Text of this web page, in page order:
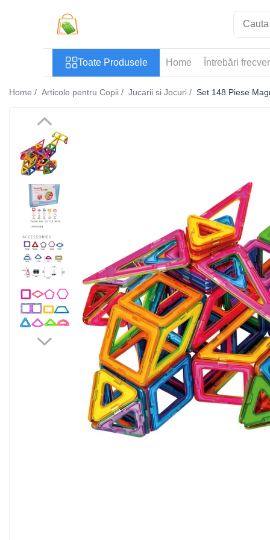
Casa si Bricolaj
Articole pentru Animale
Articole pentru baie
Articole pentru Bucatarie
Accesorii Bucătărie
Dozatoare Condimente
Forme cuburi de gheata
Genti Termoizolante Mancare
Organizatoare si Depozitare
Bucatarie
Organizatoare si Depozitare
Bucatarie
Pahare, Sticle si Cani
Ustensile pentru Bucătărie
Ustensile pentru Bucătărie
Veselă pentru Masă
Articole pentru Casa si Curatenie
Incalzire si climatizare
Maturi, Perii, Mopuri si Galeti
Toate Produsele Home Întrebări
Home / Articole pentru Copii / Jucarii si Jocuri / Set 148 Piese